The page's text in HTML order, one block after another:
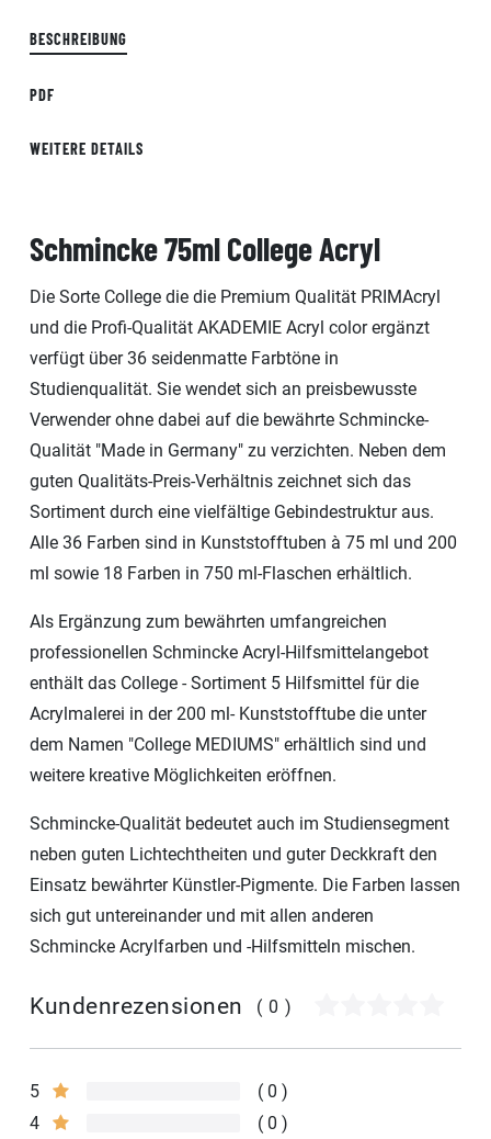
BESCHREIBUNG
PDF
WEITERE DETAILS
Schmincke 75ml College Acryl
Die Sorte College die die Premium Qualität PRIMAcryl
und die Profi-Qualität AKADEMIE Acryl color ergänzt
verfügt über 36 seidenmatte Farbtöne in
Studienqualität. Sie wendet sich an preisbewusste
Verwender ohne dabei auf die bewährte Schmincke-
Qualität "Made in Germany" zu verzichten. Neben dem
guten Qualitäts-Preis-Verhältnis zeichnet sich das
Sortiment durch eine vielfältige Gebindestruktur aus.
Alle 36 Farben sind in Kunststofftuben à 75 ml und 200
ml sowie 18 Farben in 750 ml-Flaschen erhältlich.
Als Ergänzung zum bewährten umfangreichen
professionellen Schmincke Acryl-Hilfsmittelangebot
enthält das College - Sortiment 5 Hilfsmittel für die
Acrylmalerei in der 200 ml- Kunststofftube die unter
dem Namen "College MEDIUMS" erhältlich sind und
weitere kreative Möglichkeiten eröffnen.
Schmincke-Qualität bedeutet auch im Studiensegment
neben guten Lichtechtheiten und guter Deckkraft den
Einsatz bewährter Künstler-Pigmente. Die Farben lassen
sich gut untereinander und mit allen anderen
Schmincke Acrylfarben und -Hilfsmitteln mischen.
Kundenrezensionen (0)
5
0
4
0